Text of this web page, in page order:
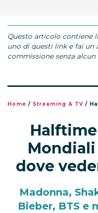
Questo articolo contiene
uno di questi link e fai un
commissione senza
Home / Streaming & TV /
Mondiali
dove
Madonna,
Bieber, BTS e